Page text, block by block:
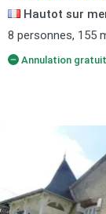
Hautot sur
8 personnes, 155
Annulation